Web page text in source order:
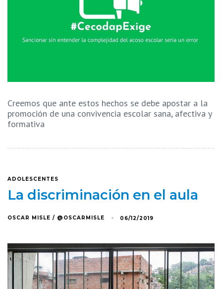
Creemos que ante estos hechos se debe apostar a la
promoción de una convivencia escolar sana, afectiva y
formativa
ADOLESCENTES
La discriminación en el aula
OSCAR MISLE / @OSCARMISLE 06/12/2019